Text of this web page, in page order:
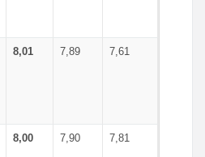
8,01 7,89 7,61
8,00 7,90 7,81